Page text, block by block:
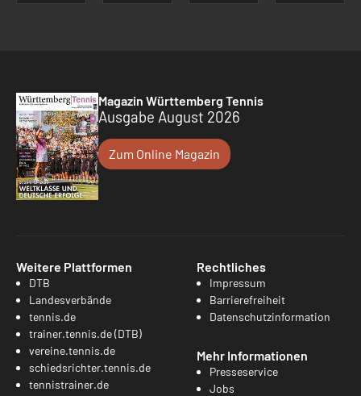
Magazin Württemberg Tennis
Ausgabe August 2026
Zum Online Magazin
Weitere Plattformen
DTB
Landesverbände
tennis.de
trainer.tennis.de (DTB)
vereine.tennis.de
schiedsrichter.tennis.de
tennistrainer.de
Rechtliches
Impressum
Barrierefreiheit
Datenschutzinformation
Mehr Informationen
Presseservice
Jobs